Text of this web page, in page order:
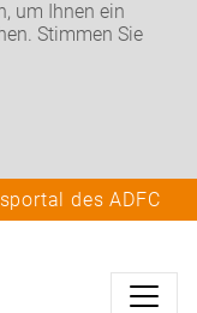
um Ihnen ein
Stimmen Sie
des ADFC